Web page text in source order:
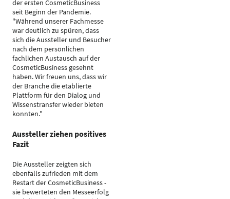
der ersten CosmeticBusiness
seit Beginn der Pandemie.
"Während unserer Fachmesse
war deutlich zu spüren, dass
sich die Aussteller und Besucher
nach dem persönlichen
fachlichen Austausch auf der
CosmeticBusiness gesehnt
haben. Wir freuen uns, dass wir
der Branche die etablierte
Plattform für den Dialog und
Wissenstransfer wieder bieten
konnten."
Aussteller ziehen positives
Fazit
Die Aussteller zeigten sich
ebenfalls zufrieden mit dem
Restart der CosmeticBusiness -
sie bewerteten den Messeerfolg